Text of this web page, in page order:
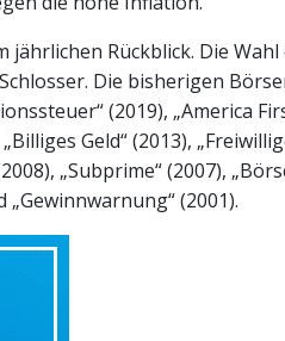
Rückblick. Die
Die bisherigen
(2019), „America
Geld“ (2013),
„Subprime“ (2007),
„Gewinnwarnung“ (2001).